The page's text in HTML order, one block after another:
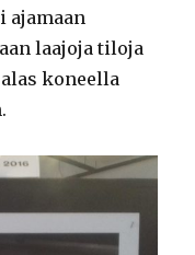
ajamaan
laajoja tiloja
koneella